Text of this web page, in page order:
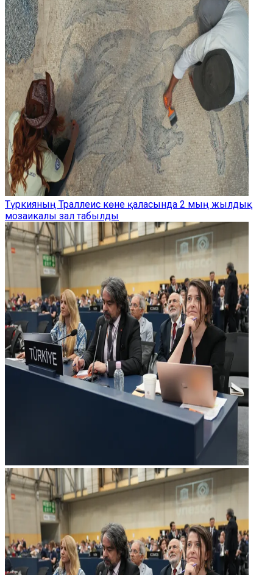
Түркияның Траллеис көне қаласында 2 мың жылдық
мозаикалы зал табылды